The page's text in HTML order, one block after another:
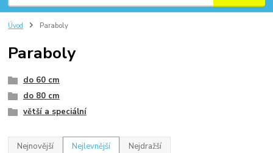
Úvod Paraboly
Paraboly
do 60 cm
do 80 cm
větší a speciální
Nejnovější Nejlevnější Nejdražší